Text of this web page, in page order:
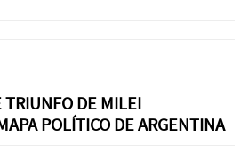
DE MILEI
POLÍTICO DE ARGENTINA